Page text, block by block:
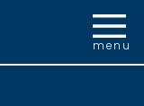
menu